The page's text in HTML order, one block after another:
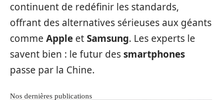
continuent de redéfinir les standards,
offrant des alternatives sérieuses aux géants
comme Apple etSamsung. Les experts le
savent bien : le futur dessmartphones
passe par la Chine.
Nos dernières publications